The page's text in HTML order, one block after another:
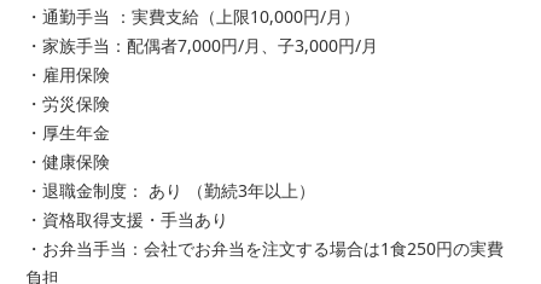
・通勤手当 ：実費支給（上限10,000円/月）
・家族手当：配偶者7,000円/月、子3,000円/月
・雇用保険
・労災保険
・厚生年金
・健康保険
・退職金制度： あり （勤続3年以上）
・資格取得支援・手当あり
・お弁当手当：会社でお弁当を注文する場合は1食250円の実費
負担